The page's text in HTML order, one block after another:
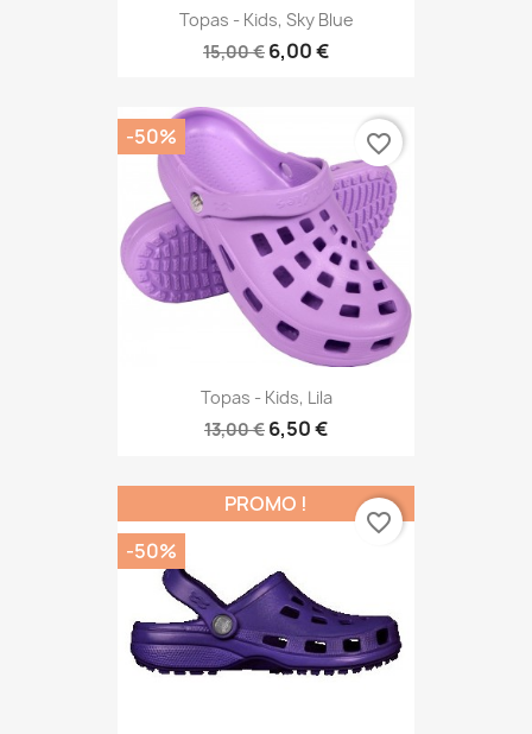
Topas - Kids, Sky Blue
15,00 € 6,00 €
Topas - Kids, Lila
13,00 € 6,50 €
-50% favorite_border
PROMO !
-50%
favorite_border